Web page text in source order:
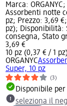
Marca:
Assorbenti notte
pz; Prezzo: 3,69
pz); Disponibilità:
consegna, Stato
3,69 €
10 pz (0,37 € / 1
ORGANYC
Super, 10 pz
(3)
Disponibile
seleziona il